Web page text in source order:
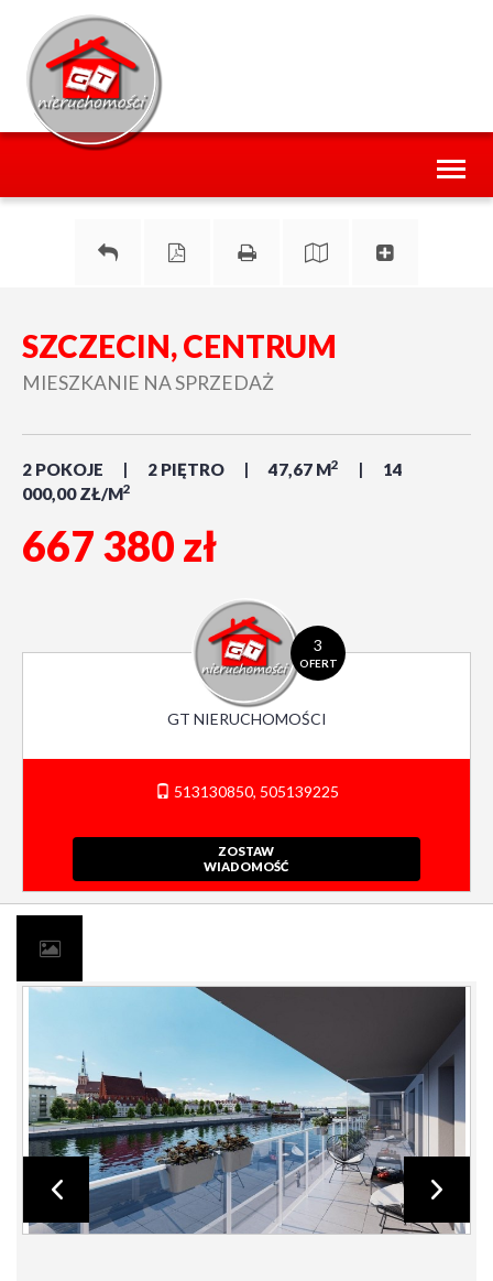
SZCZECIN, CENTRUM
MIESZKANIE NA SPRZEDAŻ
2 POKOJE 2 PIĘTRO 47,67 M2
14
000,00 ZŁ/M2
667 380 zł
3
OFERT
GT NIERUCHOMOŚCI
513130850, 505139225
ZOSTAW
WIADOMOŚĆ